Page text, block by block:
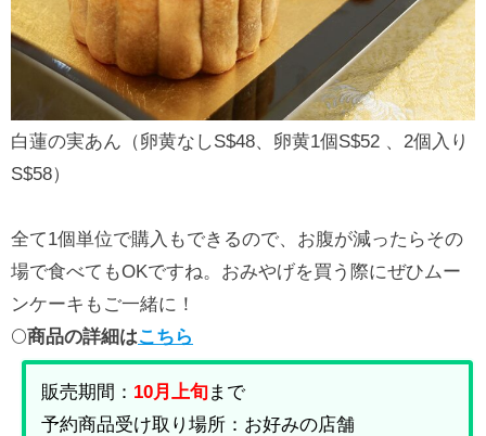
白蓮の実あん（卵黄なしS$48、卵黄1個S$52 、2個入り
S$58）
全て1個単位で購入もできるので、お腹が減ったらその
場で食べてもOKですね。おみやげを買う際にぜひムー
ンケーキもご一緒に！
🌕商品の詳細はこちら
販売期間： 10月上旬まで
予約商品受け取り場所：お好みの店舗